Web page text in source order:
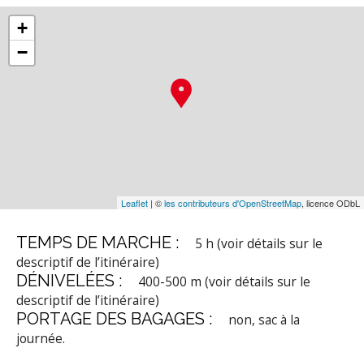
+
−
Leaflet | ©les contributeurs d'OpenStreetMap, licence ODbL
TEMPS DE MARCHE :
5 h (voir détails sur le
descriptif de l’itinéraire)
DÉNIVELÉES :
400-500 m (voir détails sur le
descriptif de l’itinéraire)
PORTAGE DES BAGAGES :
non, sac à la
journée.